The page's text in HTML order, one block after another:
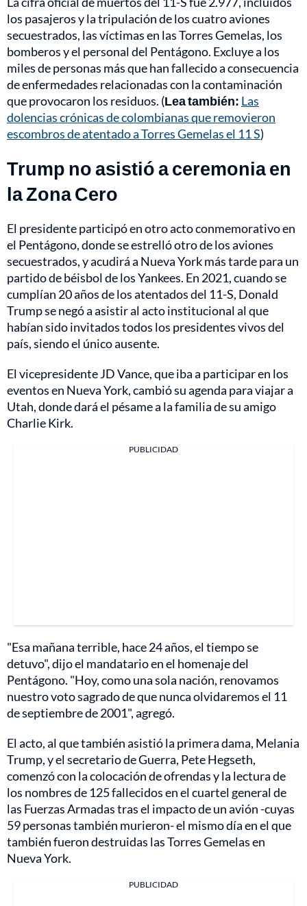
los pasajeros y la tripulación de los cuatro aviones
secuestrados, las víctimas en las Torres Gemelas, los
bomberos y el personal del Pentágono. Excluye a los
miles de personas más que han fallecido a consecuencia
de enfermedades relacionadas con la contaminación
que provocaron los residuos. (Lea también: Las
dolencias crónicas de colombianas que removieron
escombros de atentado a Torres Gemelas el 11 S)
Trump no asistió a ceremonia en
la Zona Cero
El presidente participó en otro acto conmemorativo en
el Pentágono, donde se estrelló otro de los aviones
secuestrados, y acudirá a Nueva York más tarde para un
partido de béisbol de los Yankees. En 2021, cuando se
cumplían 20 años de los atentados del 11-S, Donald
Trump se negó a asistir al acto institucional al que
habían sido invitados todos los presidentes vivos del
país, siendo el único ausente.
El vicepresidente JD Vance, que iba a participar en los
eventos en Nueva York, cambió su agenda para viajar a
Utah, donde dará el pésame a la familia de su amigo
Charlie Kirk.
PUBLICIDAD
"Esa mañana terrible, hace 24 años, el tiempo se
detuvo", dijo el mandatario en el homenaje del
Pentágono. "Hoy, como una sola nación, renovamos
nuestro voto sagrado de que nunca olvidaremos el 11
de septiembre de 2001", agregó.
El acto, al que también asistió la primera dama, Melania
Trump, y el secretario de Guerra, Pete Hegseth,
comenzó con la colocación de ofrendas y la lectura de
los nombres de 125 fallecidos en el cuartel general de
las Fuerzas Armadas tras el impacto de un avión -cuyas
59 personas también murieron- el mismo día en el que
también fueron destruidas las Torres Gemelas en
Nueva York.
PUBLICIDAD